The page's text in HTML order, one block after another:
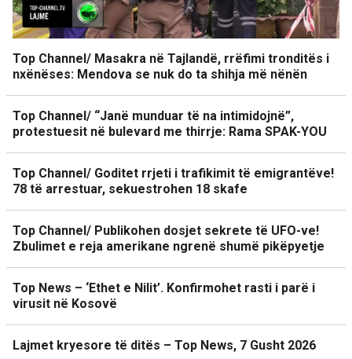
Top Channel/ Masakra në Tajlandë, rrëfimi tronditës i
nxënëses: Mendova se nuk do ta shihja më nënën
Top Channel/ “Janë munduar të na intimidojnë”,
protestuesit në bulevard me thirrje: Rama SPAK-YOU
Top Channel/ Goditet rrjeti i trafikimit të emigrantëve!
78 të arrestuar, sekuestrohen 18 skafe
Top Channel/ Publikohen dosjet sekrete të UFO-ve!
Zbulimet e reja amerikane ngrenë shumë pikëpyetje
Top News – ‘Ethet e Nilit’. Konfirmohet rasti i parë i
virusit në Kosovë
Lajmet kryesore të ditës – Top News, 7 Gusht 2026